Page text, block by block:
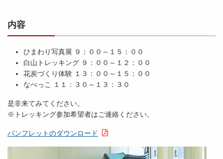
内容
ひまわり写真展 ９：００～１５：００
白山トレッキング ９：００～１２：００
花炭づくり体験 １３：００～１５：００
なべっこ １１：３０～１３：３０
是非来てみてください。
※トレッキング参加希望者はご連絡ください。
パンフレットのダウンロード